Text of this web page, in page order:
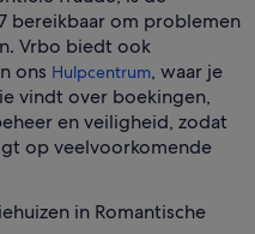
bereikbaar om problemen
Vrbo biedt ook
ons Hulpcentrum, waar je
vindt over boekingen,
en veiligheid, zodat
op veelvoorkomende
in Romantische